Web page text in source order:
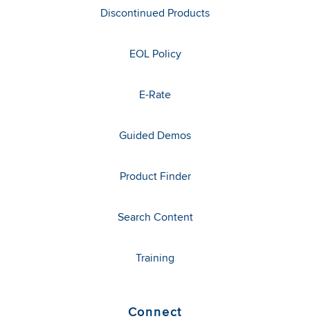
Discontinued Products
EOL Policy
E-Rate
Guided Demos
Product Finder
Search Content
Training
Connect